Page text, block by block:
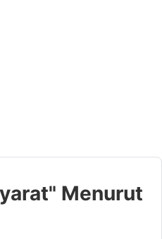
Menurut